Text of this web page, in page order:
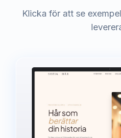
Klicka för att se